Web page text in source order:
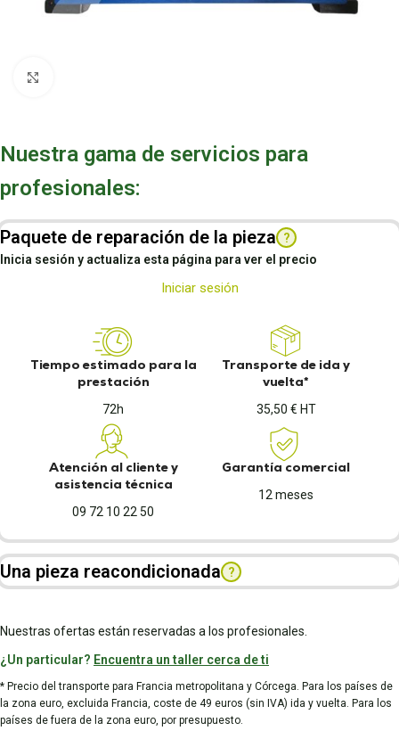
Nuestra gama de servicios para
profesionales:
Paquete de reparación de la pieza ?
Inicia sesión y actualiza esta página para ver el precio
Iniciar sesión
Tiempo estimado para la
prestación
72h
Transporte de ida y
vuelta*
35,50 € HT
Atención al cliente y
asistencia técnica
09 72 10 22 50
Garantía comercial
12 meses
Una pieza reacondicionada ?
Nuestras ofertas están reservadas a los profesionales.
¿Un particular? Encuentra un taller cerca de ti
* Precio del transporte para Francia metropolitana y Córcega. Para los países de
la zona euro, excluida Francia, coste de 49 euros (sin IVA) ida y vuelta. Para los
países de fuera de la zona euro, por presupuesto.